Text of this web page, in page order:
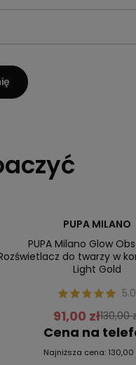
PUPA MILANO
PUPA Milano Glow
do twarzy w
Light Gold
5.0
91,00 zł130,00
Cena na
Najniższa cena: 130,00